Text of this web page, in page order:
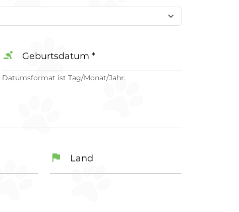
Britta Hoebener
Hermann-Löns-Str. 16
Ute Weichold
+49 (0)151 44603518
Geburtsdatum *
Datumsformat ist Tag/Monat/Jahr.
Land